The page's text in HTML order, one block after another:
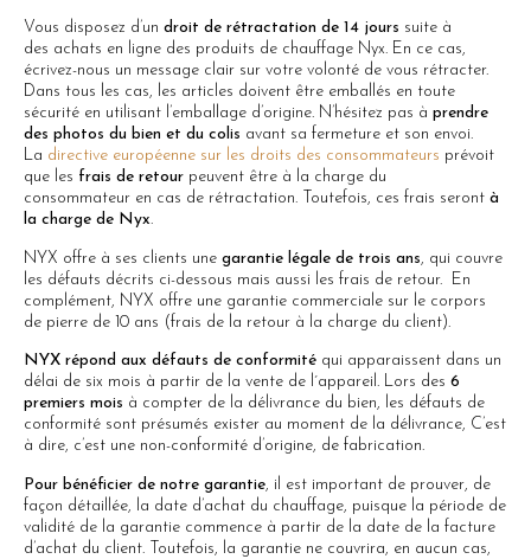
Vous disposez d’un droit de rétractation de 14 jours suite à
des achats en ligne des produits de chauffage Nyx. En ce cas,
écrivez-nous un message clair sur votre volonté de vous rétracter.
Dans tous les cas, les articles doivent être emballés en toute
sécurité en utilisant l’emballage d’origine. N’hésitez pas à prendre
des photos du bien et du colis avant sa fermeture et son envoi.
La directive européenne sur les droits des consommateurs prévoit
que les frais de retour peuvent être à la charge du
consommateur en cas de rétractation. Toutefois, ces frais seront à
la charge de Nyx.
NYX offre à ses clients une garantie légale de trois ans, qui couvre
les défauts décrits ci-dessous mais aussi les frais de retour. En
complément, NYX offre une garantie commerciale sur le corpors
de pierre de 10 ans (frais de la retour à la charge du client).
NYX répond aux défauts de conformité qui apparaissent dans un
délai de six mois à partir de la vente de l´appareil. Lors des 6
premiers mois à compter de la délivrance du bien, les défauts de
conformité sont présumés exister au moment de la délivrance, C’est
à dire, c’est une non-conformité d’origine, de fabrication.
Pour bénéficier de notre garantie, il est important de prouver, de
façon détaillée, la date d’achat du chauffage, puisque la période de
validité de la garantie commence à partir de la date de la facture
d’achat du client. Toutefois, la garantie ne couvrira, en aucun cas,